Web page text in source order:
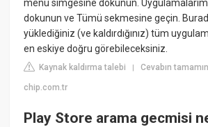
menü simgesine dokunun.
dokunun ve Tümü sekmesine geçin.
yüklediğiniz (ve kaldırdığınız) tüm
en eskiye doğru görebileceksiniz.
Kaynak kaldırma talebi |Cevabın
chip.com.tr
Play Store arama gecmisi